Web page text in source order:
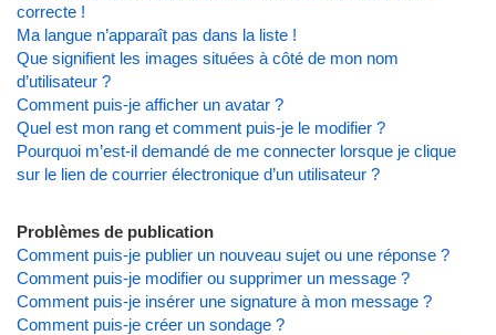
correcte !
Ma langue n’apparaît pas dans la liste !
Que signifient les images situées à côté de mon nom
d’utilisateur ?
Comment puis-je afficher un avatar ?
Quel est mon rang et comment puis-je le modifier ?
Pourquoi m’est-il demandé de me connecter lorsque je clique
sur le lien de courrier électronique d’un utilisateur ?
Problèmes de publication
Comment puis-je publier un nouveau sujet ou une réponse ?
Comment puis-je modifier ou supprimer un message ?
Comment puis-je insérer une signature à mon message ?
Comment puis-je créer un sondage ?